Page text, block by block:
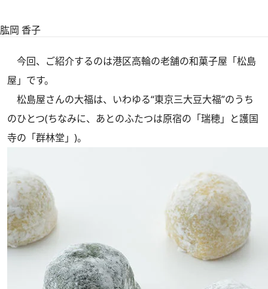
肱岡 香子
今回、ご紹介するのは港区高輪の老舗の和菓子屋「松島
屋」です。
松島屋さんの大福は、いわゆる“東京三大豆大福”のうち
のひとつ(ちなみに、あとのふたつは原宿の「瑞穂」と護国
寺の「群林堂」)。